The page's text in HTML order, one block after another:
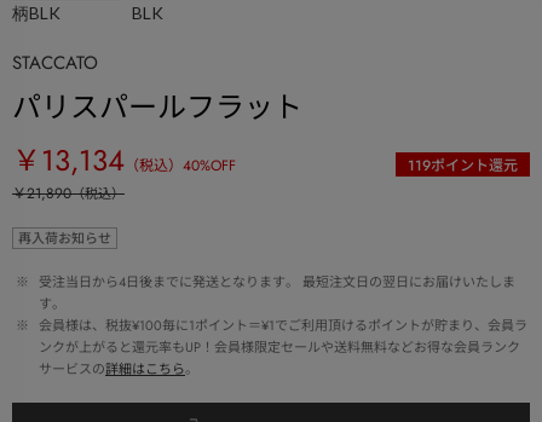
柄BLK BLK
STACCATO
パリスパールフラット
￥13,134 （税込） 40%OFF 119ポイント還元
￥21,890（税込）
再入荷お知らせ
※
受注当日から4日後までに発送となります。 最短注文日の翌日にお届けいたしま
す。
※
会員様は、税抜¥100毎に1ポイント＝¥1でご利用頂けるポイントが貯まり、会員ラ
ンクが上がると還元率もUP！会員様限定セールや送料無料などお得な会員ランク
サービスの詳細はこちら。